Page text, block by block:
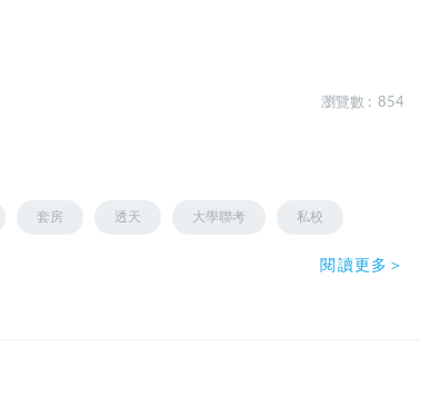
瀏覽數 : 854
套房 透天 大學聯考 私校
閱讀更多＞